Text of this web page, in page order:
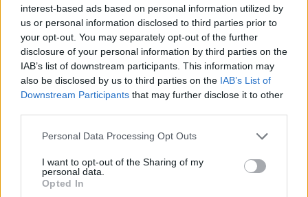
interest-based ads based on personal information utilized by
us or personal information disclosed to third parties prior to
your opt-out. You may separately opt-out of the further
disclosure of your personal information by third parties on the
IAB’s list of downstream participants. This information may
also be disclosed by us to third parties on the IAB’s List of
Downstream Participants that may further disclose it to other
Please note that this website/app uses one or more Google
not limited to your visit or usage behaviour. You may click to
grant or deny consent to Google and its third-party tags to
use your data for below specified purposes in below Google
Personal Data Processing Opt Outs
I want to opt-out of the Sharing of my
personal data.
Opted In
Újra bevetésen a Shayetet: Egy
hatalmas hajó próbálta meg
áttörni a gázai blokádot!
2025. október 8.